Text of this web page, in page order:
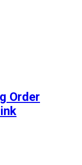
Order